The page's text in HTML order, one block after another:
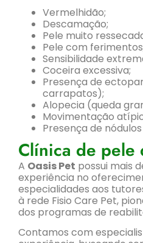
Vermelhidão;
Descamação;
Pele muito
Pele com
Sensibilidade
Coceira excessiva;
Presença de
carrapatos);
Alopecia (queda
Movimentação
Presença de
Clínica de pele
A Oasis Pet possui mais
experiência no
especialidades aos
à rede Fisio Care Pet,
dos programas de
Contamos com